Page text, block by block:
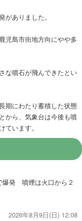
ありました。
児島市街地方向にやや多
な噴石が飛んできたとい
期にわたり蓄積した状態
から、気象台は今後も噴
います。
爆発 噴煙は火口から２
2026年8月9日(日) 12:08